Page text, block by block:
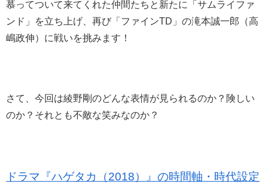
慕ってついて来てくれた仲間たちと新たに「サムライファ
ンド」を立ち上げ、再び「ファインTD」の滝本誠一郎（高
嶋政伸）に戦いを挑みます！
さて、今回は綾野剛のどんな表情が見られるのか？険しい
のか？それとも不敵な笑みなのか？
ドラマ『ハゲタカ（2018）』の時間軸・時代設定